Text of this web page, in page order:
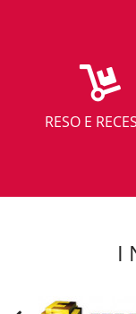
RESO E
I